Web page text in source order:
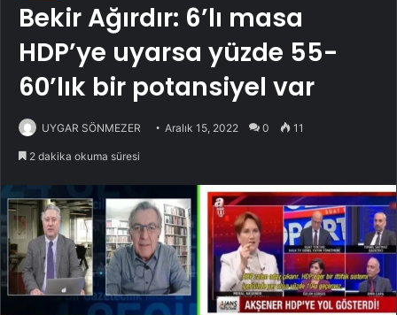
Bekir Ağırdır: 6’lı masa
HDP’ye uyarsa yüzde 55-
60’lık bir potansiyel var
UYGAR SÖNMEZER Aralık 15, 2022 0 11
2 dakika okuma süresi